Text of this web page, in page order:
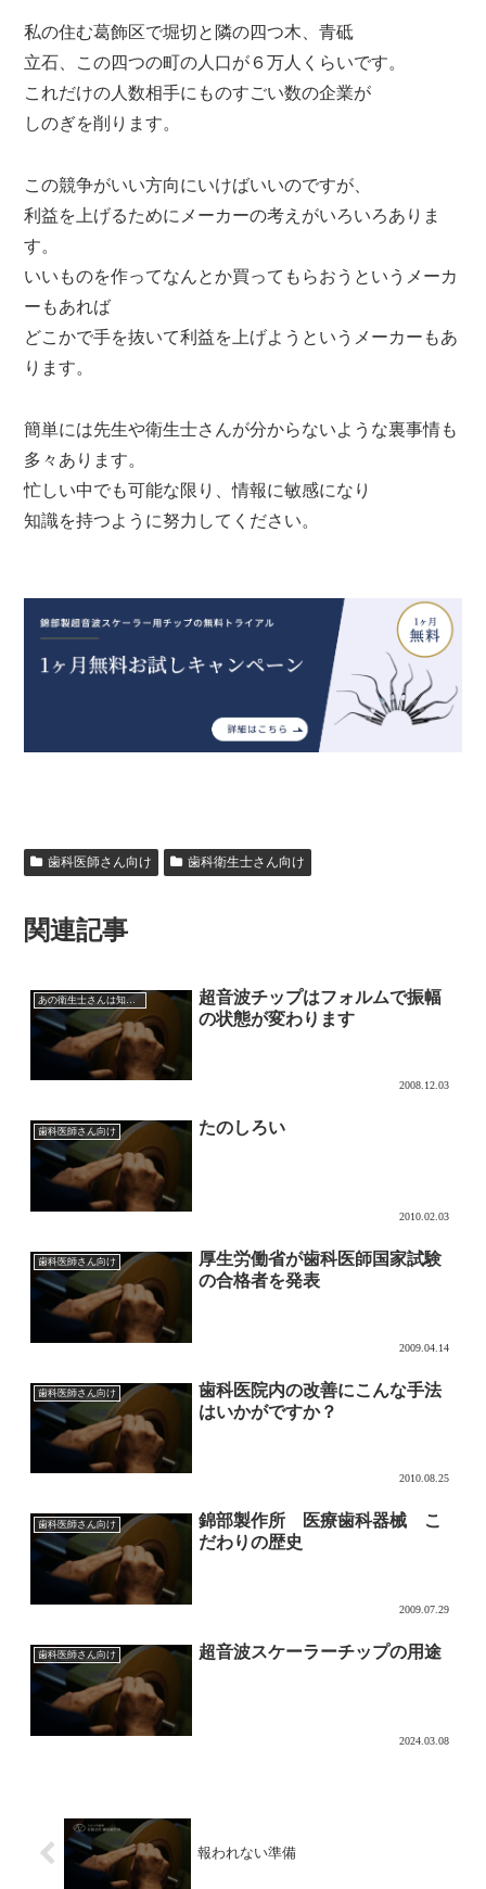
私の住む葛飾区で堀切と隣の四つ木、青砥
立石、この四つの町の人口が６万人くらいです。
これだけの人数相手にものすごい数の企業が
しのぎを削ります。
この競争がいい方向にいけばいいのですが、
利益を上げるためにメーカーの考えがいろいろありま
す。
いいものを作ってなんとか買ってもらおうというメーカ
ーもあれば
どこかで手を抜いて利益を上げようというメーカーもあ
ります。
簡単には先生や衛生士さんが分からないような裏事情も
多々あります。
忙しい中でも可能な限り、情報に敏感になり
知識を持つように努力してください。
歯科医師さん向け 歯科衛生士さん向け
関連記事
あの衛生士さんは知っている超音波チップの効果的な使い方
超音波チップはフォルムで振幅
の状態が変わります
2008.12.03
歯科医師さん向け たのしろい
2010.02.03
歯科医師さん向け
厚生労働省が歯科医師国家試験
の合格者を発表
2009.04.14
歯科医師さん向け
歯科医院内の改善にこんな手法
はいかがですか？
2010.08.25
歯科医師さん向け
錦部製作所 医療歯科器械 こ
だわりの歴史
2009.07.29
歯科医師さん向け 超音波スケーラーチップの用途
2024.03.08
報われない準備